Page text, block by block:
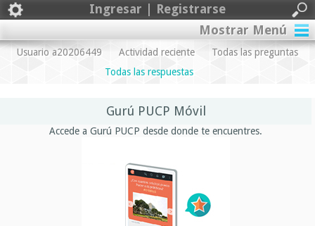
Ingresar | Registrarse
Mostrar Menú
Usuario a20206449 Actividad reciente
Todas las preguntas
Todas las respuestas
Gurú PUCP Móvil
Accede a Gurú PUCP desde donde te encuentres.